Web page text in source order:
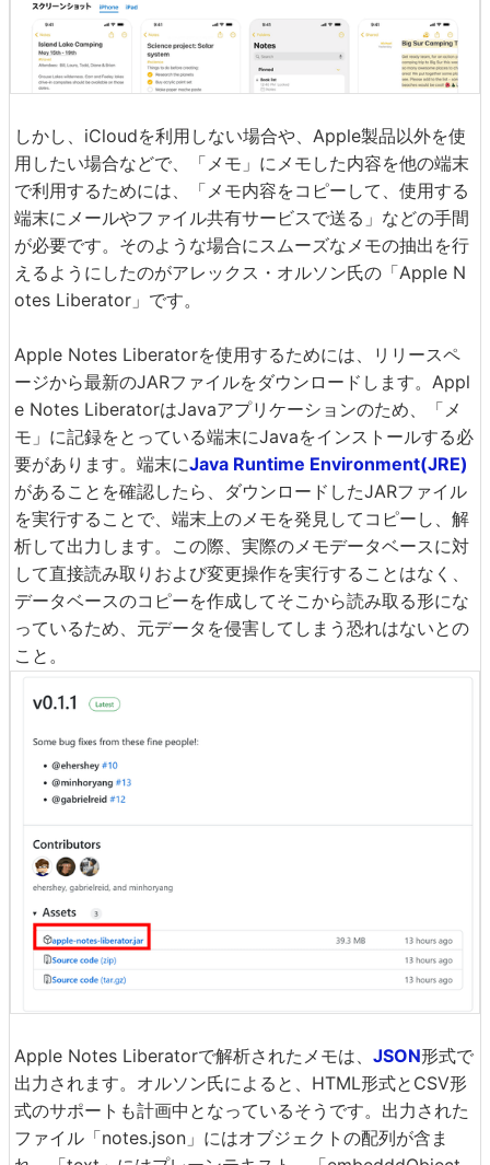
しかし、iCloudを利用しない場合や、Apple製品以外を使
用したい場合などで、「メモ」にメモした内容を他の端末
で利用するためには、「メモ内容をコピーして、使用する
端末にメールやファイル共有サービスで送る」などの手間
が必要です。そのような場合にスムーズなメモの抽出を行
えるようにしたのがアレックス・オルソン氏の「Apple N
otes Liberator」です。
Apple Notes Liberatorを使用するためには、リリースペ
ージから最新のJARファイルをダウンロードします。Appl
e Notes LiberatorはJavaアプリケーションのため、「メ
モ」に記録をとっている端末にJavaをインストールする必
要があります。端末にJava Runtime Environment(JRE)
があることを確認したら、ダウンロードしたJARファイル
を実行することで、端末上のメモを発見してコピーし、解
析して出力します。この際、実際のメモデータベースに対
して直接読み取りおよび変更操作を実行することはなく、
データベースのコピーを作成してそこから読み取る形にな
っているため、元データを侵害してしまう恐れはないとの
こと。
Apple Notes Liberatorで解析されたメモは、 JSON形式で
出力されます。オルソン氏によると、HTML形式とCSV形
式のサポートも計画中となっているそうです。出力された
ファイル「notes.json」にはオブジェクトの配列が含ま